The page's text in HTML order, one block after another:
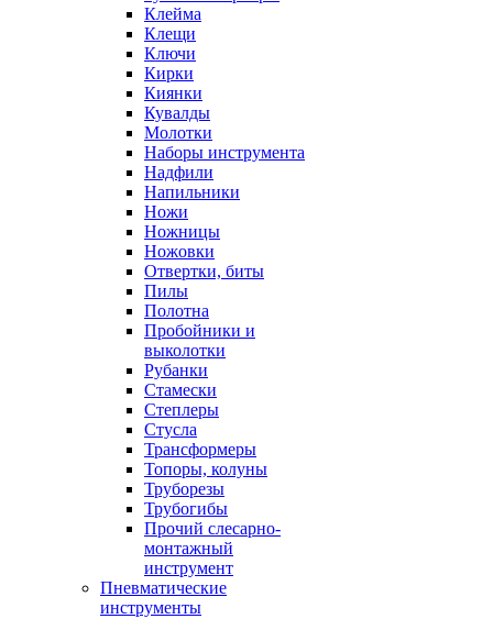
Клейма
Клещи
Ключи
Кирки
Киянки
Кувалды
Молотки
Наборы инструмента
Надфили
Напильники
Ножи
Ножницы
Ножовки
Отвертки, биты
Пилы
Полотна
Пробойники и
выколотки
Рубанки
Стамески
Степлеры
Стусла
Трансформеры
Топоры, колуны
Труборезы
Трубогибы
Прочий слесарно-
монтажный
инструмент
Пневматические
инструменты